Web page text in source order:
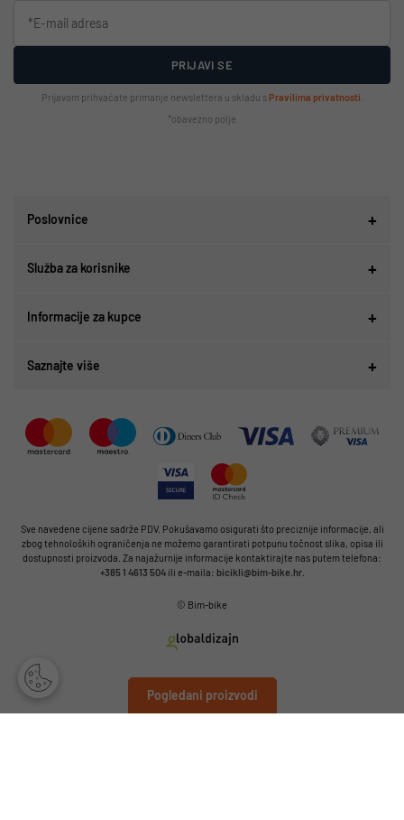
Pogledani proizvodi
PRIJAVI SE
Prijavom prihvaćate primanje newslettera u skladu s Pravilima privatnosti
*obavezno polje
Poslovnice
Služba za korisnike
Informacije za kupce
Saznajte više
Sve navedene cijene sadrže PDV. Pokušavamo osigurati što preciznije informacije, ali
zbog tehnoloških ograničenja ne možemo garantirati potpunu točnost slika, opisa ili
dostupnosti proizvoda. Za najažurnije informacije kontaktirajte nas putem telefona:
+385 1 4613 504ili e-maila: bicikli@bim-bike.hr.
© Bim-bike